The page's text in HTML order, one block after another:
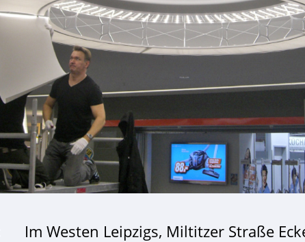
Im Westen Leipzigs, Miltitzer Straße